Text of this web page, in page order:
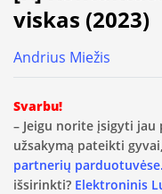
viskas (2023)
Andrius Miežis
Svarbu!
– Jeigu norite įsigyti
užsakymą pateikti
partnerių parduotuvėse.
išsirinkti? Elektroninis